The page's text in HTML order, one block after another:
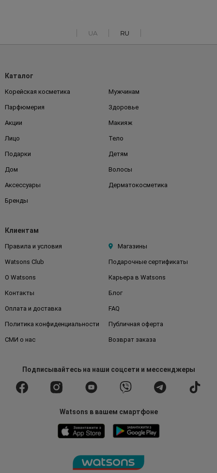
UA RU
Каталог
Корейская косметика Мужчинам
Парфюмерия Здоровье
Акции Макияж
Лицо Тело
Подарки Детям
Дом Волосы
Аксессуары Дерматокосметика
Бренды
Клиентам
Правила и условия Магазины
Watsons Club Подарочные сертификаты
О Watsons Карьера в Watsons
Контакты Блог
Оплата и доставка FAQ
Политика конфиденциальности Публичная оферта
СМИ о нас Возврат заказа
Подписывайтесьна наши соцсети и мессенджеры
Watsons в вашем смартфоне